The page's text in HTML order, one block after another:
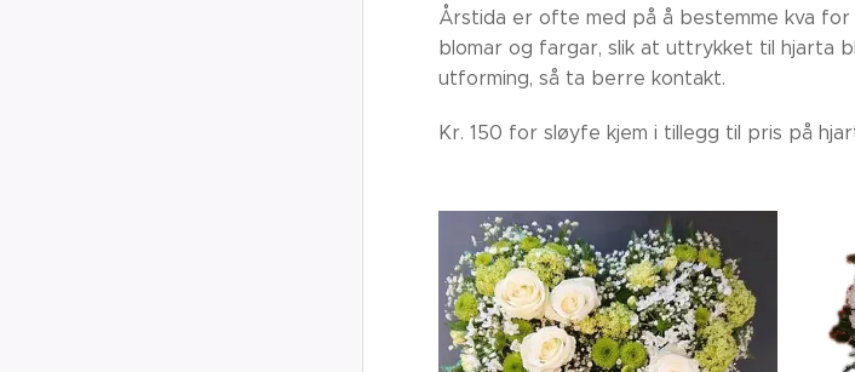
Årstida er ofte med på å bestemme kva
blomar og fargar, slik at uttrykket til hjarta
utforming, så ta berre kontakt.
Kr. 150 for sløyfe kjem i tillegg til pris på